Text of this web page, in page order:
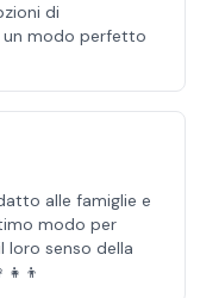
di
un modo perfetto
alle famiglie e
modo per
loro senso della